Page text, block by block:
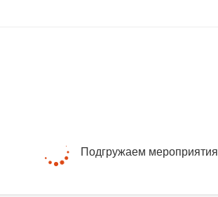
Подгружаем мероприятия